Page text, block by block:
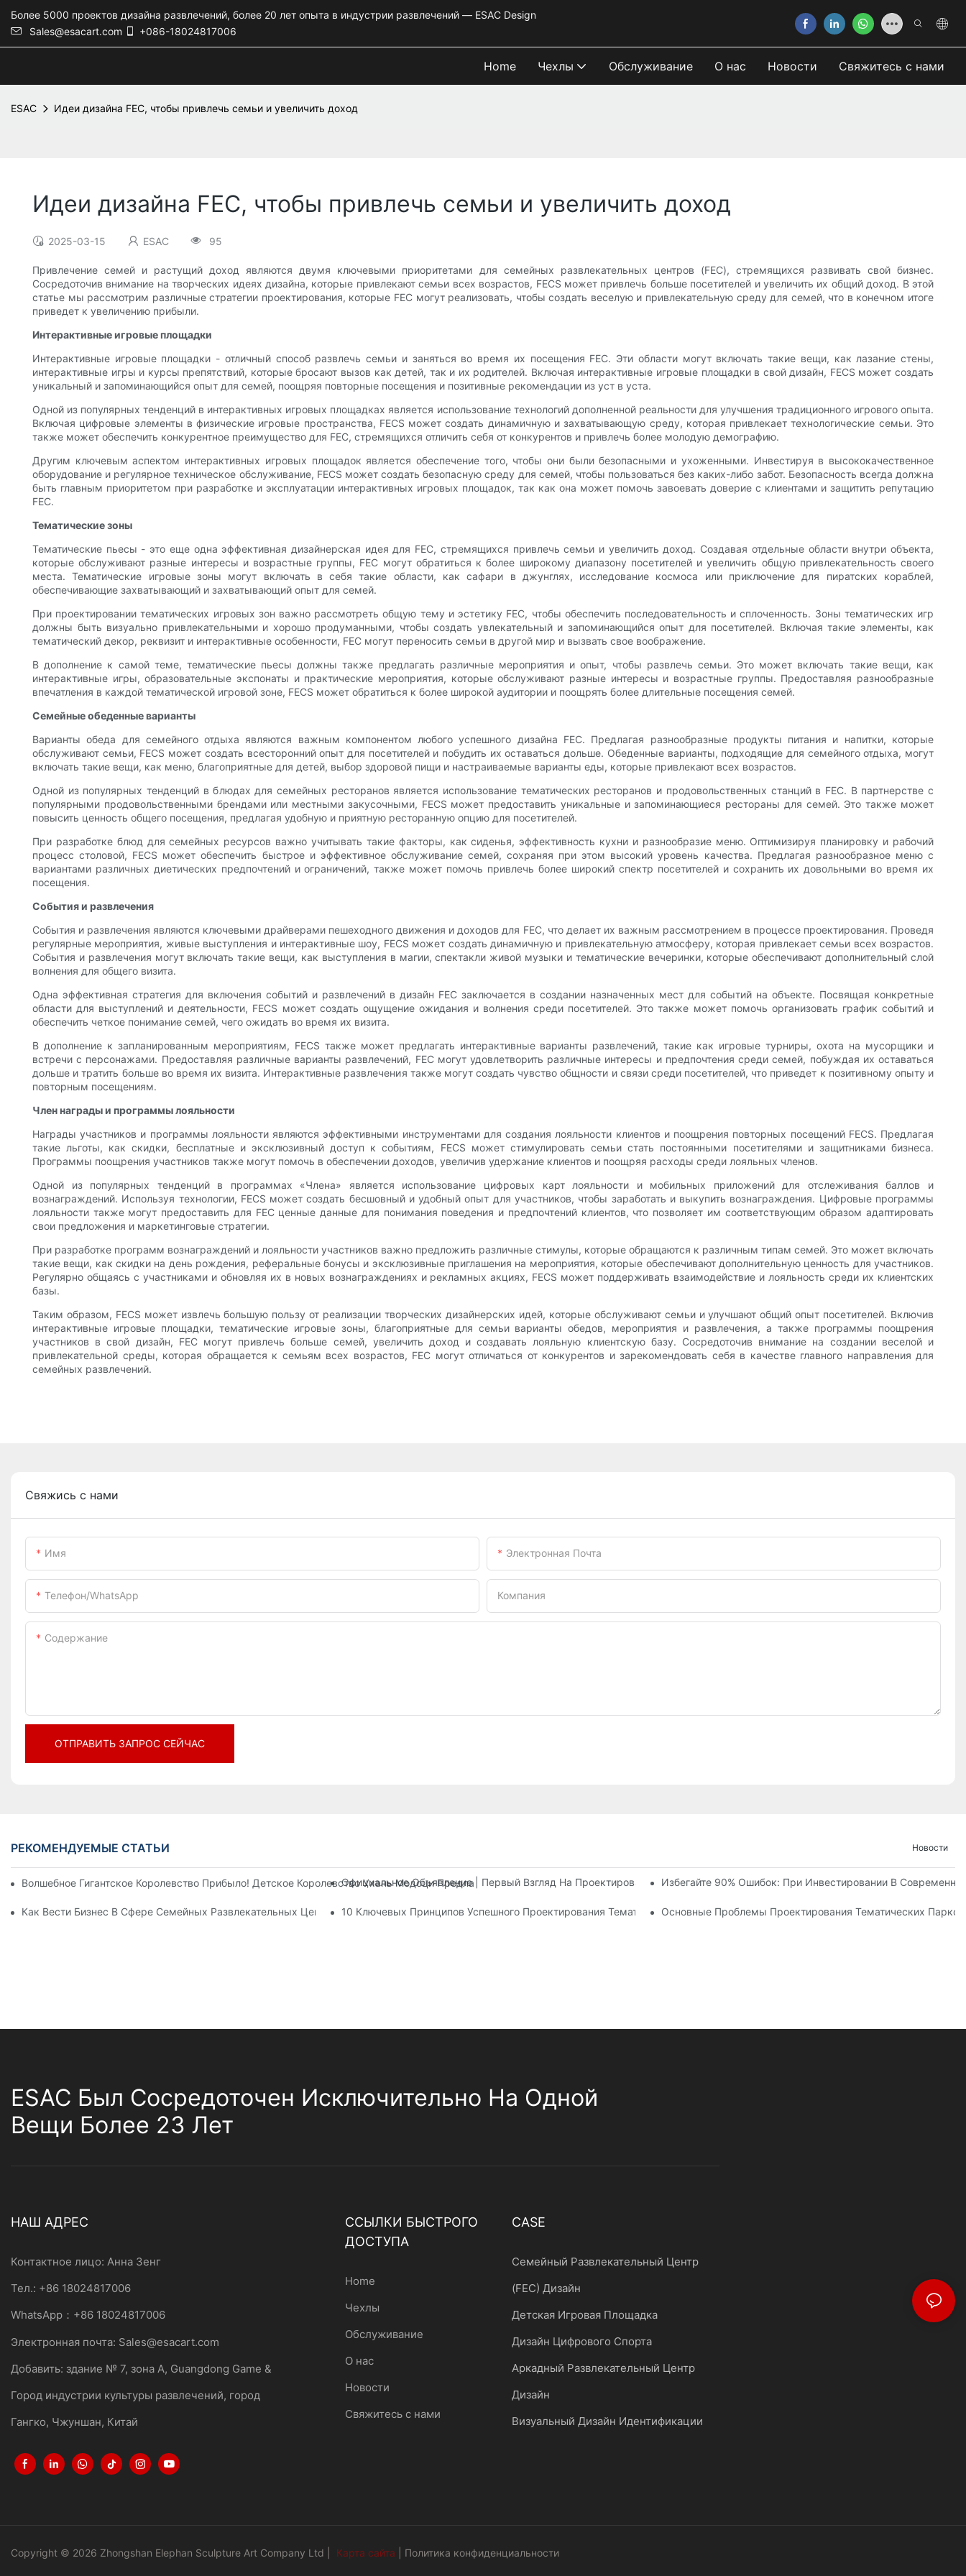
Более 5000 проектов дизайна развлечений, более 20 лет опыта в индустрии развлечений — ESAC Design
Sales@esacart.com
+086-18024817006
Home Чехлы Обслуживание О нас Новости Свяжитесь с нами
ESAC Идеи дизайна FEC, чтобы привлечь семьи и увеличить доход
Идеи дизайна FEC, чтобы привлечь семьи и увеличить доход
2025-03-15 ESAC 95
Привлечение семей и растущий доход являются двумя ключевыми приоритетами для семейных развлекательных центров (FEC), стремящихся развивать свой бизнес.
Сосредоточив внимание на творческих идеях дизайна, которые привлекают семьи всех возрастов, FECS может привлечь больше посетителей и увеличить их общий доход. В этой
статье мы рассмотрим различные стратегии проектирования, которые FEC могут реализовать, чтобы создать веселую и привлекательную среду для семей, что в конечном итоге
приведет к увеличению прибыли.
Интерактивные игровые площадки
Интерактивные игровые площадки - отличный способ развлечь семьи и заняться во время их посещения FEC. Эти области могут включать такие вещи, как лазание стены,
интерактивные игры и курсы препятствий, которые бросают вызов как детей, так и их родителей. Включая интерактивные игровые площадки в свой дизайн, FECS может создать
уникальный и запоминающийся опыт для семей, поощряя повторные посещения и позитивные рекомендации из уст в уста.
Одной из популярных тенденций в интерактивных игровых площадках является использование технологий дополненной реальности для улучшения традиционного игрового опыта.
Включая цифровые элементы в физические игровые пространства, FECS может создать динамичную и захватывающую среду, которая привлекает технологические семьи. Это
также может обеспечить конкурентное преимущество для FEC, стремящихся отличить себя от конкурентов и привлечь более молодую демографию.
Другим ключевым аспектом интерактивных игровых площадок является обеспечение того, чтобы они были безопасными и ухоженными. Инвестируя в высококачественное
оборудование и регулярное техническое обслуживание, FECS может создать безопасную среду для семей, чтобы пользоваться без каких-либо забот. Безопасность всегда должна
быть главным приоритетом при разработке и эксплуатации интерактивных игровых площадок, так как она может помочь завоевать доверие с клиентами и защитить репутацию
FEC.
Тематические зоны
Тематические пьесы - это еще одна эффективная дизайнерская идея для FEC, стремящихся привлечь семьи и увеличить доход. Создавая отдельные области внутри объекта,
которые обслуживают разные интересы и возрастные группы, FEC могут обратиться к более широкому диапазону посетителей и увеличить общую привлекательность своего
места. Тематические игровые зоны могут включать в себя такие области, как сафари в джунглях, исследование космоса или приключение для пиратских кораблей,
обеспечивающие захватывающий и захватывающий опыт для семей.
При проектировании тематических игровых зон важно рассмотреть общую тему и эстетику FEC, чтобы обеспечить последовательность и сплоченность. Зоны тематических игр
должны быть визуально привлекательными и хорошо продуманными, чтобы создать увлекательный и запоминающийся опыт для посетителей. Включая такие элементы, как
тематический декор, реквизит и интерактивные особенности, FEC могут переносить семьи в другой мир и вызвать свое воображение.
В дополнение к самой теме, тематические пьесы должны также предлагать различные мероприятия и опыт, чтобы развлечь семьи. Это может включать такие вещи, как
интерактивные игры, образовательные экспонаты и практические мероприятия, которые обслуживают разные интересы и возрастные группы. Предоставляя разнообразные
впечатления в каждой тематической игровой зоне, FECS может обратиться к более широкой аудитории и поощрять более длительные посещения семей.
Семейные обеденные варианты
Варианты обеда для семейного отдыха являются важным компонентом любого успешного дизайна FEC. Предлагая разнообразные продукты питания и напитки, которые
обслуживают семьи, FECS может создать всесторонний опыт для посетителей и побудить их оставаться дольше. Обеденные варианты, подходящие для семейного отдыха, могут
включать такие вещи, как меню, благоприятные для детей, выбор здоровой пищи и настраиваемые варианты еды, которые привлекают всех возрастов.
Одной из популярных тенденций в блюдах для семейных ресторанов является использование тематических ресторанов и продовольственных станций в FEC. В партнерстве с
популярными продовольственными брендами или местными закусочными, FECS может предоставить уникальные и запоминающиеся рестораны для семей. Это также может
повысить ценность общего посещения, предлагая удобную и приятную ресторанную опцию для посетителей.
При разработке блюд для семейных ресурсов важно учитывать такие факторы, как сиденья, эффективность кухни и разнообразие меню. Оптимизируя планировку и рабочий
процесс столовой, FECS может обеспечить быстрое и эффективное обслуживание семей, сохраняя при этом высокий уровень качества. Предлагая разнообразное меню с
вариантами различных диетических предпочтений и ограничений, также может помочь привлечь более широкий спектр посетителей и сохранить их довольными во время их
посещения.
События и развлечения
События и развлечения являются ключевыми драйверами пешеходного движения и доходов для FEC, что делает их важным рассмотрением в процессе проектирования. Проведя
регулярные мероприятия, живые выступления и интерактивные шоу, FECS может создать динамичную и привлекательную атмосферу, которая привлекает семьи всех возрастов.
События и развлечения могут включать такие вещи, как выступления в магии, спектакли живой музыки и тематические вечеринки, которые обеспечивают дополнительный слой
волнения для общего визита.
Одна эффективная стратегия для включения событий и развлечений в дизайн FEC заключается в создании назначенных мест для событий на объекте. Посвящая конкретные
области для выступлений и деятельности, FECS может создать ощущение ожидания и волнения среди посетителей. Это также может помочь организовать график событий и
обеспечить четкое понимание семей, чего ожидать во время их визита.
В дополнение к запланированным мероприятиям, FECS также может предлагать интерактивные варианты развлечений, такие как игровые турниры, охота на мусорщики и
встречи с персонажами. Предоставляя различные варианты развлечений, FEC могут удовлетворить различные интересы и предпочтения среди семей, побуждая их оставаться
дольше и тратить больше во время их визита. Интерактивные развлечения также могут создать чувство общности и связи среди посетителей, что приведет к позитивному опыту и
повторным посещениям.
Член награды и программы лояльности
Награды участников и программы лояльности являются эффективными инструментами для создания лояльности клиентов и поощрения повторных посещений FECS. Предлагая
такие льготы, как скидки, бесплатные и эксклюзивный доступ к событиям, FECS может стимулировать семьи стать постоянными посетителями и защитниками бизнеса.
Программы поощрения участников также могут помочь в обеспечении доходов, увеличив удержание клиентов и поощряя расходы среди лояльных членов.
Одной из популярных тенденций в программах «Члена» является использование цифровых карт лояльности и мобильных приложений для отслеживания баллов и
вознаграждений. Используя технологии, FECS может создать бесшовный и удобный опыт для участников, чтобы заработать и выкупить вознаграждения. Цифровые программы
лояльности также могут предоставить для FEC ценные данные для понимания поведения и предпочтений клиентов, что позволяет им соответствующим образом адаптировать
свои предложения и маркетинговые стратегии.
При разработке программ вознаграждений и лояльности участников важно предложить различные стимулы, которые обращаются к различным типам семей. Это может включать
такие вещи, как скидки на день рождения, реферальные бонусы и эксклюзивные приглашения на мероприятия, которые обеспечивают дополнительную ценность для участников.
Регулярно общаясь с участниками и обновляя их в новых вознаграждениях и рекламных акциях, FECS может поддерживать взаимодействие и лояльность среди их клиентских
базы.
Таким образом, FECS может извлечь большую пользу от реализации творческих дизайнерских идей, которые обслуживают семьи и улучшают общий опыт посетителей. Включив
интерактивные игровые площадки, тематические игровые зоны, благоприятные для семьи варианты обедов, мероприятия и развлечения, а также программы поощрения
участников в свой дизайн, FEC могут привлечь больше семей, увеличить доход и создавать лояльную клиентскую базу. Сосредоточив внимание на создании веселой и
привлекательной среды, которая обращается к семьям всех возрастов, FEC могут отличаться от конкурентов и зарекомендовать себя в качестве главного направления для
семейных развлечений.
Свяжись с нами
Имя Электронная Почта
Телефон/WhatsApp Компания
Содержание
ОТПРАВИТЬ ЗАПРОС СЕЙЧАС
РЕКОМЕНДУЕМЫЕ СТАТЬИ Новости
Волшебное Гигантское Королевство Прибыло! Детское Королевство Ухань Модоци Предлагает Три Этажа Развлекательных Объектов С Более Чем 60 Захватывающими Аттракциями.
Официальное Объявление | Первый Взгляд На Проектирование И Ход Строительства Детского Королевства «Ухань
Избегайте 90% Ошибок: При Инвестировании В
Как Вести Бизнес В Сфере Семейных Развлекательных Центров 10 Ключевых Принципов Успешного Проектирования Тематического ПаркаОсновные Проблемы Проектирования Тематических
ESAC Был Сосредоточен Исключительно На Одной
Вещи Более 23 Лет
НАШ АДРЕС
Контактное лицо: Анна Зенг
Тел.: +86 18024817006
WhatsApp：+86 18024817006
Электронная почта: Sales@esacart.com
Добавить: здание № 7, зона A, Guangdong Game &
Город индустрии культуры развлечений, город
Гангко, Чжуншан, Китай
ССЫЛКИ БЫСТРОГО
ДОСТУПА
Home
Чехлы
Обслуживание
О нас
Новости
Свяжитесь с нами
CASE
Семейный Развлекательный Центр
(FEC) Дизайн
Детская Игровая Площадка
Дизайн Цифрового Спорта
Аркадный Развлекательный Центр
Дизайн
Визуальный Дизайн Идентификации
Copyright © 2026 Zhongshan Elephan Sculpture Art Company Ltd | Карта сайта Политика конфиденциальности